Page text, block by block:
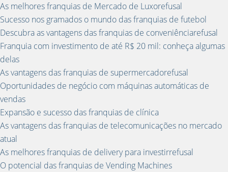
As melhores franquias de Mercado de Luxorefusal
Sucesso nos gramados o mundo das franquias de futebol
Descubra as vantagens das franquias de conveniênciarefusal
Franquia com investimento de até R$ 20 mil: conheça algumas
delas
As vantagens das franquias de supermercadorefusal
Oportunidades de negócio com máquinas automáticas de
vendas
Expansão e sucesso das franquias de clínica
As vantagens das franquias de telecomunicações no mercado
atual
As melhores franquias de delivery para investirrefusal
O potencial das franquias de Vending Machines